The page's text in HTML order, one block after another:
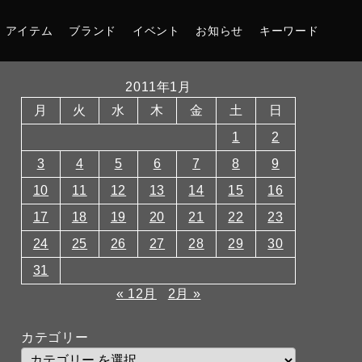
アイテム ブランド イベント お知らせ キーワード
2011年1月
月
火 水 木 金 土
日
1
2
3
4 5 6 7 8
9
10
11 12 13 14 15
16
17
18 19 20 21 22
23
24
25 26 27 28 29
30
31
« 12月
2月 »
カテゴリー